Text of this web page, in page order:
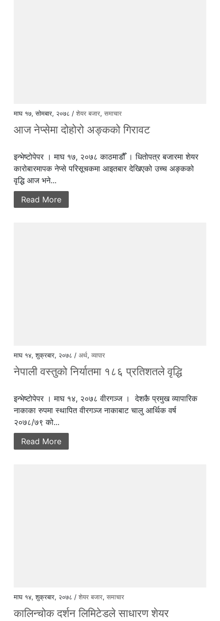
माघ १७, सोमबार, २०७८ /शेयर बजार,समाचार
आज नेप्सेमा दोहोरो अङ्कको गिरावट
इन्भेष्टोपेपर । माघ १७, २०७८ काठमाडौँ । धितोपत्र बजारमा शेयर
कारोबारमापक नेप्से परिसूचकमा आइतबार देखिएको उच्च अङ्कको
वृद्धि आज भने...
Read More
माघ १४, शुक्रबार, २०७८ /अर्थ,व्यापार
नेपाली वस्तुको निर्यातमा १८६ प्रतिशतले वृद्धि
इन्भेष्टोपेपर । माघ १४, २०७८ वीरगञ्ज । देशकै प्रमुख व्यापारिक
नाकाका रुपमा स्थापित वीरगञ्ज नाकाबाट चालु आर्थिक वर्ष
२०७८/७९ को...
Read More
माघ १४, शुक्रबार, २०७८ /शेयर बजार,समाचार
कालिन्चोक दर्शन लिमिटेडले साधारण शेयर